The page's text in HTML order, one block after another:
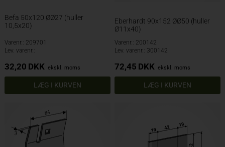
Befa 50x120 ØØ27 (huller
10,5x20)
Varenr.: 209701
Lev. varenr.:
32,20 DKK ekskl. moms
Eberhardt 90x152 ØØ50 (huller
Ø11x40)
Varenr.: 200142
Lev. varenr.: 300142
72,45 DKK ekskl. moms